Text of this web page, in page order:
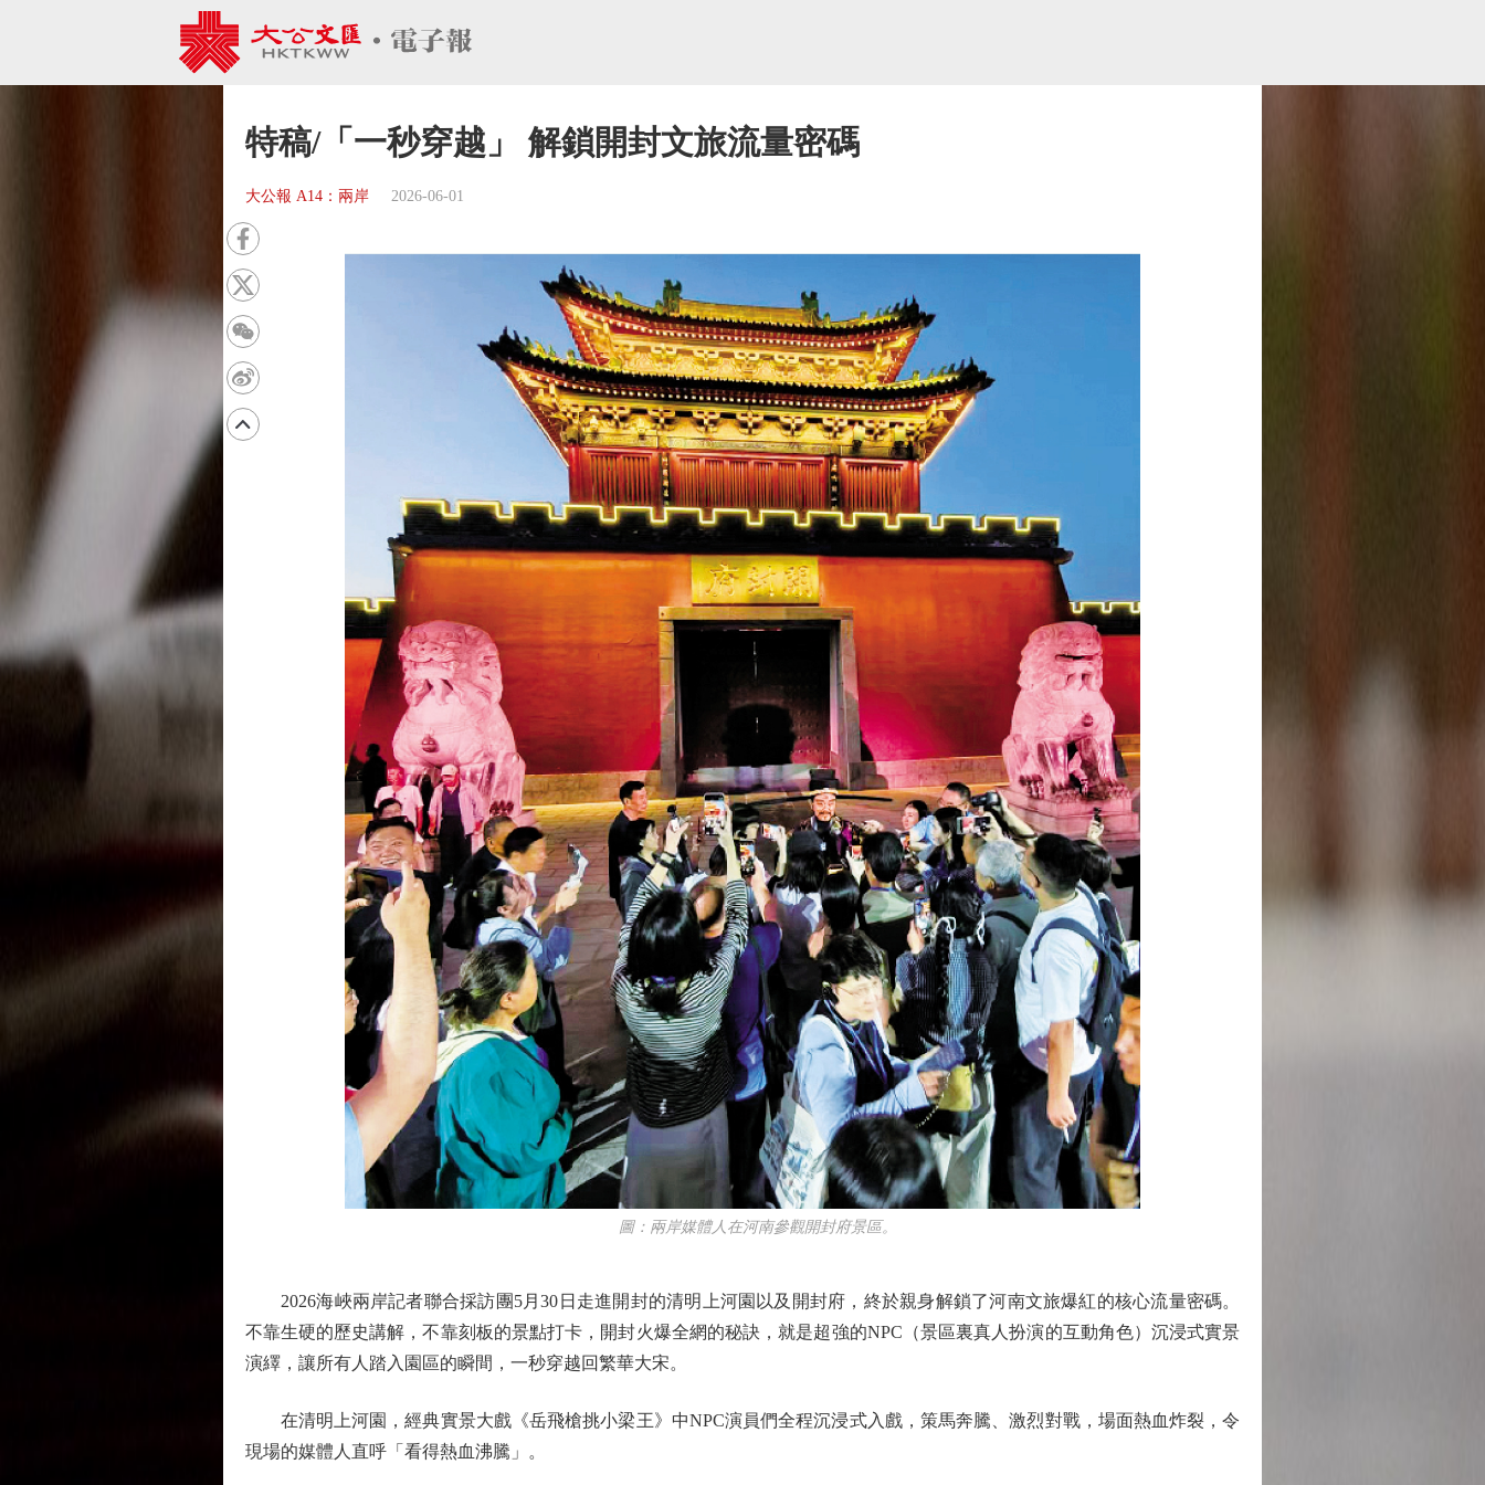
特稿/「一秒穿越」 解鎖開封文旅流量密碼
大公報 A14：兩岸 2026-06-01
圖：兩岸媒體人在河南參觀開封府景區。
2026海峽兩岸記者聯合採訪團5月30日走進開封的清明上河園以及開封府，終於親身解鎖了河南文旅爆紅的核心流量密碼。
不靠生硬的歷史講解，不靠刻板的景點打卡，開封火爆全網的秘訣，就是超強的NPC（景區裏真人扮演的互動角色）沉浸式實景
演繹，讓所有人踏入園區的瞬間，一秒穿越回繁華大宋。
在清明上河園，經典實景大戲《岳飛槍挑小梁王》中NPC演員們全程沉浸式入戲，策馬奔騰、激烈對戰，場面熱血炸裂，令
現場的媒體人直呼「看得熱血沸騰」。